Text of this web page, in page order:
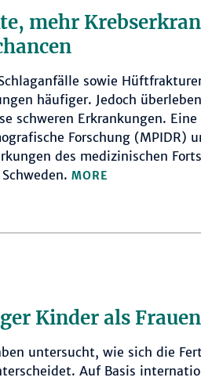
mehr
sowie
häufiger. Jedoch
schweren Erkrankungen.
Forschung (MPIDR)
des medizinischen
MORE
Kinder als Frauen
untersucht, wie sich die
Auf Basis